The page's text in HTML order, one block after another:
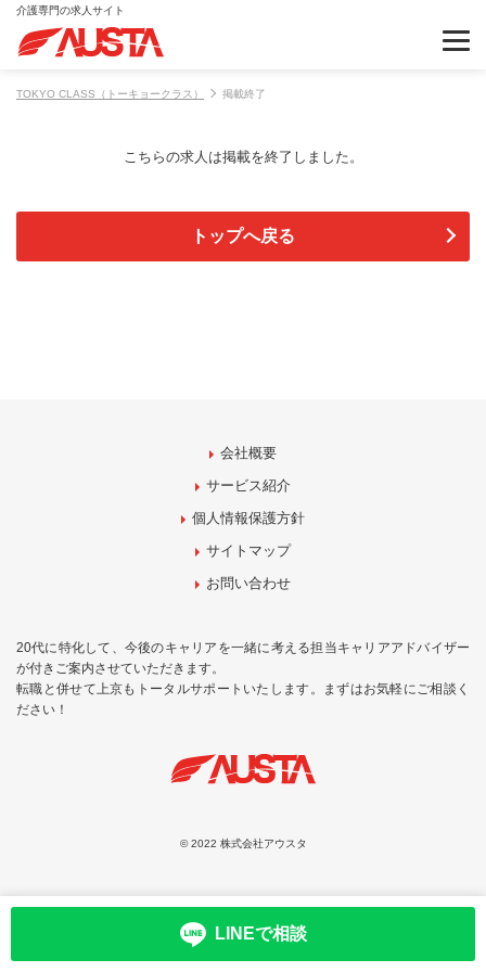
介護専門の求人サイト
TOKYO CLASS（トーキョークラス） 掲載終了
こちらの求人は掲載を終了しました。
トップへ戻る
LINEで相談
会社概要
サービス紹介
個人情報保護方針
サイトマップ
お問い合わせ
20代に特化して、今後のキャリアを一緒に考える担当キャリアアドバイザー
が付きご案内させていただきます。
転職と併せて上京もトータルサポートいたします。まずはお気軽にご相談く
ださい！
© 2022 株式会社アウスタ